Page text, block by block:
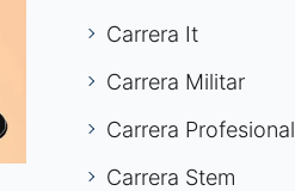
Carrera It
Carrera Militar
Carrera Profesional
Carrera Stem